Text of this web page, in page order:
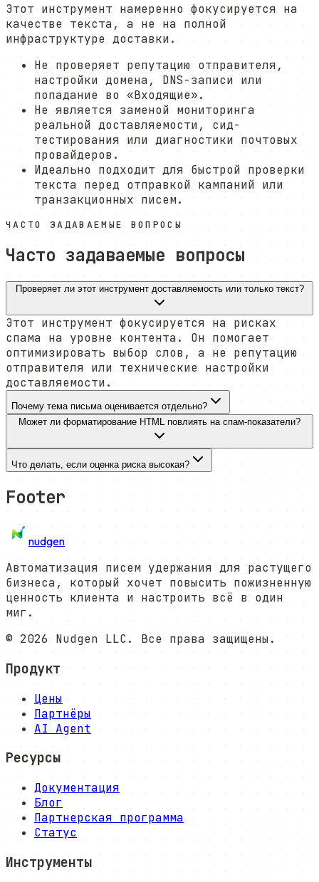
Этот инструмент намеренно фокусируется на
качестве текста, а не на полной
инфраструктуре доставки.
Не проверяет репутацию отправителя,
настройки домена, DNS-записи или
попадание во «Входящие».
Не является заменой мониторинга
реальной доставляемости, сид-
тестирования или диагностики почтовых
провайдеров.
Идеально подходит для быстрой проверки
текста перед отправкой кампаний или
транзакционных писем.
ЧАСТО ЗАДАВАЕМЫЕ ВОПРОСЫ
Часто задаваемые вопросы
Проверяет ли этот инструмент доставляемость или только текст?
Этот инструмент фокусируется на рисках
спама на уровне контента. Он помогает
оптимизировать выбор слов, а не репутацию
отправителя или технические настройки
доставляемости.
Почему тема письма оценивается отдельно?
Может ли форматирование HTML повлиять на спам-показатели?
Что делать, если оценка риска высокая?
Footer
nudgen
Автоматизация писем удержания для растущего
бизнеса, который хочет повысить пожизненную
ценность клиента и настроить всё в один
миг.
© 2026 Nudgen LLC. Все права защищены.
Продукт
Цены
Партнёры
AI Agent
Ресурсы
Документация
Блог
Партнерская программа
Статус
Инструменты